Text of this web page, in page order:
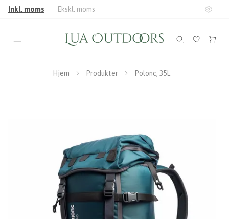
Inkl. moms Ekskl. moms
Hjem Produkter Polonc, 35L